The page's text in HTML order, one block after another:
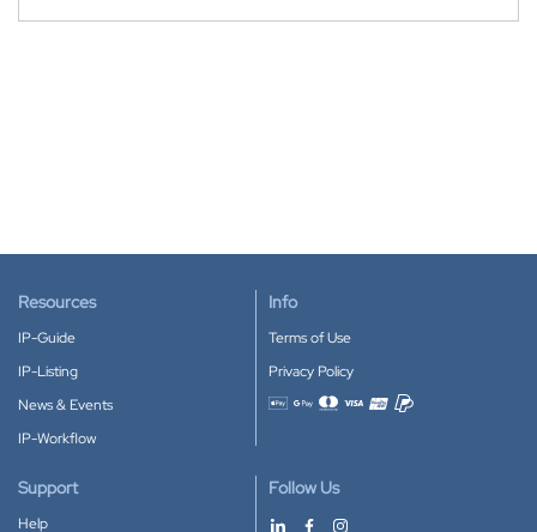
Resources
IP-Guide
IP-Listing
News & Events
IP-Workflow
Info
Terms of Use
Privacy Policy
Accepted payment methods
Support
Help
Follow Us